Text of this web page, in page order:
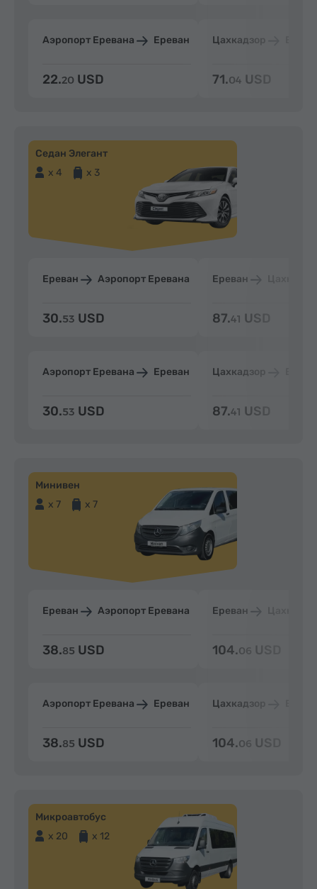
Аэропорт Еревана Ереван
22.20 USD
Цахкадзор
71.04 USD
Седан Элегант
x 4
x 3
Ереван Аэропорт Еревана
30.53 USD
Аэропорт Еревана Ереван
30.53 USD
Ереван
87.41 USD
Цахкадзор
87.41 USD
Минивен
x 7
x 7
Ереван Аэропорт Еревана
38.85 USD
Аэропорт Еревана Ереван
38.85 USD
Ереван
104.06 USD
Цахкадзор
104.06 USD
Микроавтобус
x 20
x 12